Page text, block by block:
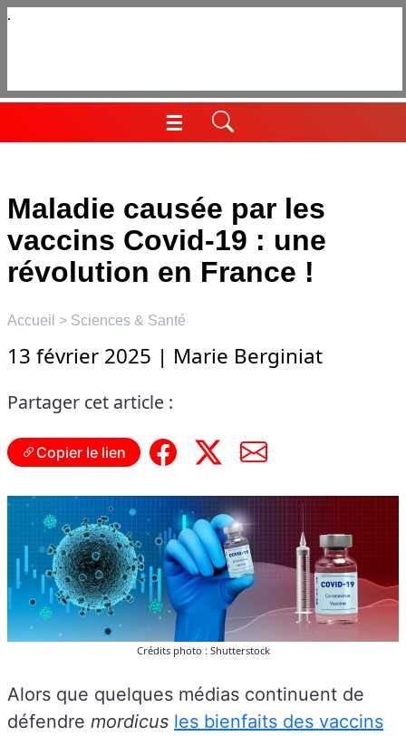
Aller
☰
Menu
Maladie causée par les
vaccins Covid-19 : une
révolution en France !
Accueil > Sciences & Santé
13 février 2025 | Marie Berginiat
Partager cet article :
Copier le lien
Crédits photo : Shutterstock
Alors que quelques médias continuent de
défendre mordicus les bienfaits des vaccins